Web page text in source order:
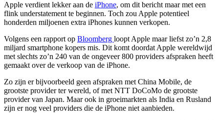
Apple verdient lekker aan de iPhone, om dit bericht maar met een
flink understatement te beginnen. Toch zou Apple potentieel
honderden miljoenen extra iPhones kunnen verkopen.
Volgens een rapport op Bloomberg loopt Apple maar liefst zo’n 2,8
miljard smartphone kopers mis. Dit komt doordat Apple wereldwijd
met slechts zo’n 240 van de ongeveer 800 providers afspraken heeft
gemaakt over de verkoop van de iPhone.
Zo zijn er bijvoorbeeld geen afspraken met China Mobile, de
grootste provider ter wereld, of met NTT DoCoMo de grootste
provider van Japan. Maar ook in groeimarkten als India en Rusland
zijn er nog veel providers die de iPhone niet aanbieden.